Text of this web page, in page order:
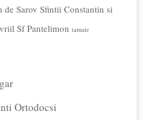
de Sarov Sfintii Constantin si
Sf Pantelimon tamaie
Ortodocsi